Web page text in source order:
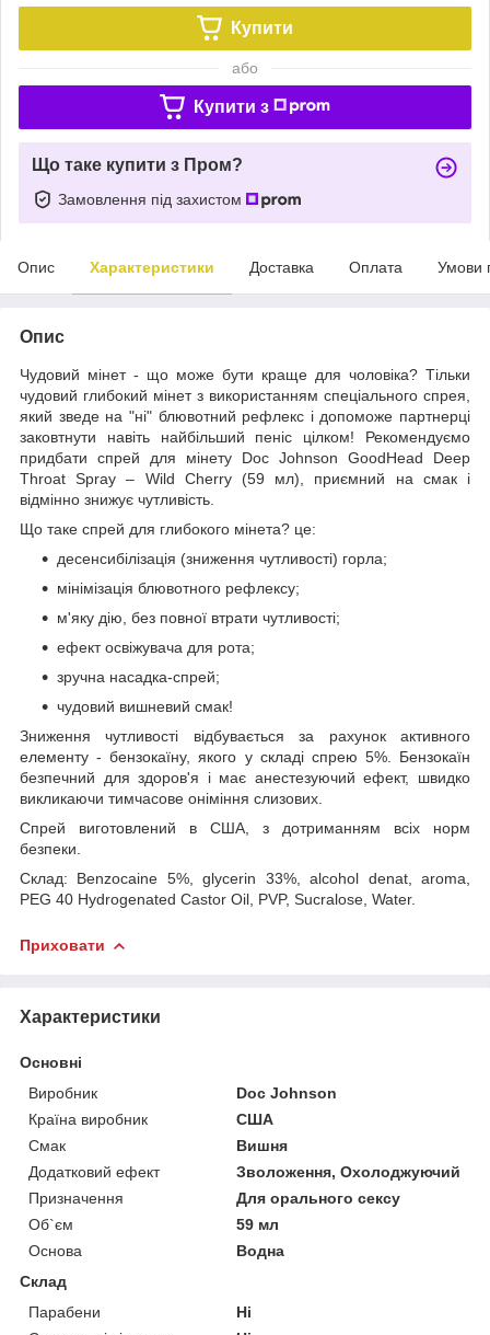
Купити
або
Купити з
Що таке купити з Пром?
Замовлення під захистом
Опис Характеристики Доставка Оплата Умови
Опис
Чудовий мінет - що може бути краще для чоловіка? Тільки
чудовий глибокий мінет з використанням спеціального спрея,
який зведе на "ні" блювотний рефлекс і допоможе партнерці
заковтнути навіть найбільший пеніс цілком! Рекомендуємо
придбати спрей для мінету Doc Johnson GoodHead Deep
Throat Spray – Wild Cherry (59 мл), приємний на смак і
відмінно знижує чутливість.
Що таке спрей для глибокого мінета? це:
десенсибілізація (зниження чутливості) горла;
мінімізація блювотного рефлексу;
м'яку дію, без повної втрати чутливості;
ефект освіжувача для рота;
зручна насадка-спрей;
чудовий вишневий смак!
Зниження чутливості відбувається за рахунок активного
елементу - бензокаїну, якого у складі спрею 5%. Бензокаїн
безпечний для здоров'я і має анестезуючий ефект, швидко
викликаючи тимчасове оніміння слизових.
Спрей виготовлений в США, з дотриманням всіх норм
безпеки.
Склад: Benzocaine 5%, glycerin 33%, alcohol denat, aroma,
PEG 40 Hydrogenated Castor Oil, PVP, Sucralose, Water.
Приховати
Характеристики
Основні
Виробник
Doc Johnson
Країна виробник
США
Смак
Вишня
Додатковий ефект
Зволоження, Охолоджуючий
Призначення
Для орального сексу
Об`єм
59 мл
Основа
Водна
Склад
Парабени
Ні